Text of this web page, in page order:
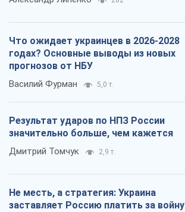
Что ожидает украинцев в 2026-2028
годах? Основные выводы из новых
прогнозов от НБУ
Василий Фурман 5,0 т.
Результат ударов по НПЗ России
значительно больше, чем кажется
Дмитрий Томчук 2,9 т.
Не месть, а стратегия: Украина
заставляет Россию платить за войну